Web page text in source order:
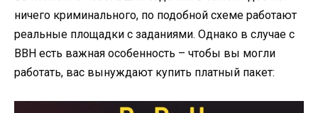
ничего криминального, по подобной схеме работают
реальные площадки с заданиями. Однако в случае с
BBH есть важная особенность – чтобы вы могли
работать, вас вынуждают купить платный пакет: